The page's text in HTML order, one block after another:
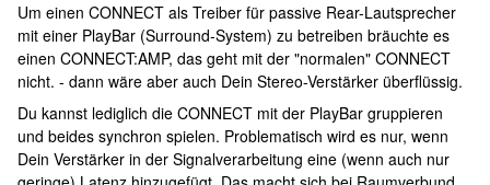
Um einen CONNECT als Treiber für passive Rear-Lautsprecher
mit einer PlayBar (Surround-System) zu betreiben bräuchte es
einen CONNECT:AMP, das geht mit der "normalen" CONNECT
nicht. - dann wäre aber auch Dein Stereo-Verstärker überflüssig.
Du kannst lediglich die CONNECT mit der PlayBar gruppieren
und beides synchron spielen. Problematisch wird es nur, wenn
Dein Verstärker in der Signalverarbeitung eine (wenn auch nur